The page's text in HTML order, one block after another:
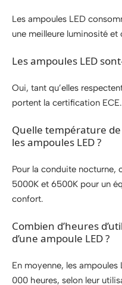
Les ampoules LED
une meilleure luminosité et
Les ampoules LED
Oui, tant qu’elles
portent la certification ECE.
Quelle température
les ampoules LED ?
Pour la conduite nocturne,
5000K et 6500K pour un
confort.
Combien d’heures
d’une ampoule LED ?
En moyenne, les ampoules
000 heures, selon leur